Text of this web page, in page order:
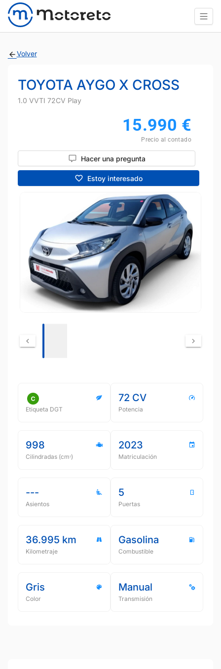
Volver
TOYOTA AYGO X CROSS
1.0 VVTI 72CV Play
15.990 €
Precio al contado
Hacer una pregunta
Estoy interesado
Etiqueta DGT
72 CV
Potencia
998
Cilindradas (cmᵌ)
2023
Matriculación
---
Asientos
5
Puertas
36.995 km
Kilometraje
Gasolina
Combustible
Gris
Color
Manual
Transmisión